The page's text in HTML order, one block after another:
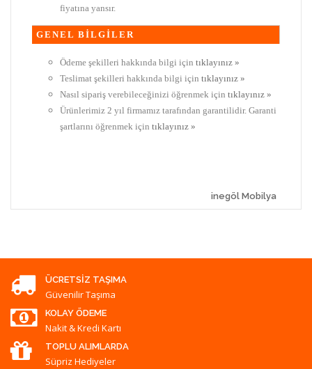
fiyatına yansır.
GENEL BİLGİLER
Ödeme şekilleri hakkında bilgi için tıklayınız »
Teslimat şekilleri hakkında bilgi için tıklayınız »
Nasıl sipariş verebileceğinizi öğrenmek için tıklayınız »
Ürünlerimiz 2 yıl firmamız tarafından garantilidir. Garanti
şartlarını öğrenmek için tıklayınız »
inegöl Mobilya
ÜCRETSIZ TAŞIMA
Güvenilir Taşıma
KOLAY ÖDEME
Nakit & Kredi Kartı
TOPLU ALIMLARDA
Süpriz Hediyeler